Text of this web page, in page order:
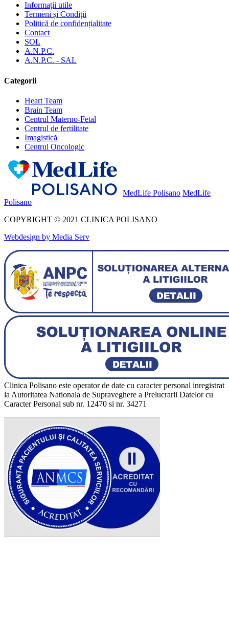
Informații utile
Termeni și Condiții
Politică de confidențialitate
Contact
SOL
A.N.P.C.
A.N.P.C. - SAL
Categorii
Heart Team
Brain Team
Centrul Materno-Fetal
Centrul de fertilitate
Imagistică
Centrul Oncologic
MedLife Polisano MedLife
Polisano
COPYRIGHT © 2021 CLINICA POLISANO
Webdesign by Media Serv
Clinica Polisano este operator de date cu caracter personal inregistrat
la Autoritatea Nationala de Supraveghere a Prelucrarii Datelor cu
Caracter Personal sub nr. 12470 si nr. 34271